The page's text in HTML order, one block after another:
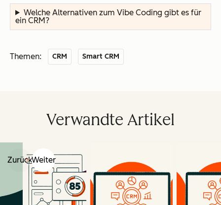
Welche Alternativen zum Vibe Coding gibt es für
ein CRM?
Themen: CRM Smart CRM
Verwandte Artikel
ZurückWeiter